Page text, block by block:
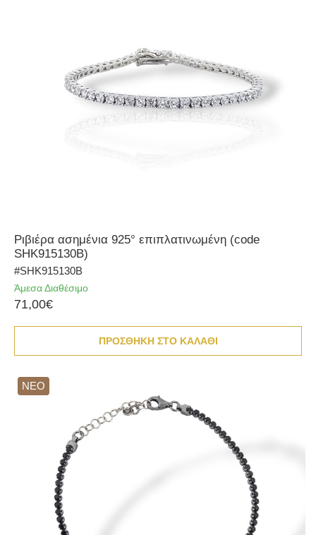
Ριβιέρα ασημένια 925° επιπλατινωμένη (code
SHK915130B)
#SHK915130B
Άμεσα Διαθέσιμο
71,00€
ΠΡΟΣΘΗΚΗ ΣΤΟ ΚΑΛΑΘΙ
ΝΕΟ